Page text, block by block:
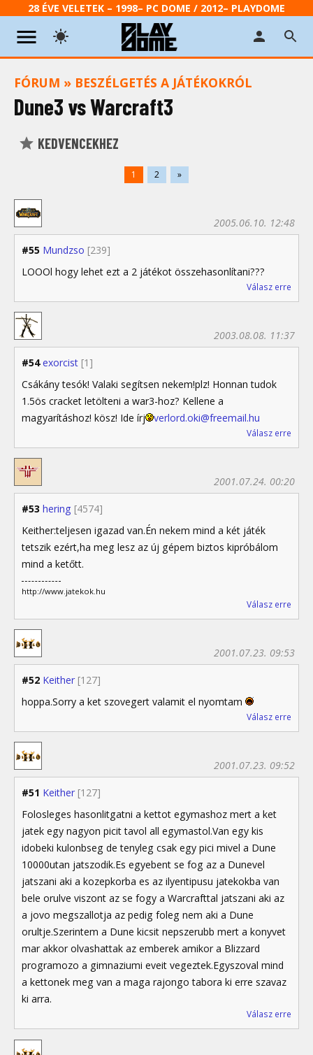
28 ÉVE VELETEK – 1998– PC DOME / 2012– PLAYDOME
FÓRUM » BESZÉLGETÉS A JÁTÉKOKRÓL
Dune3 vs Warcraft3
KEDVENCEKHEZ
1 2 »
#55 Mundzso [239]
2005.06.10. 12:48
LOOOl hogy lehet ezt a 2 játékot összehasonlítani???
Válasz erre
#54 exorcist [1]
2003.08.08. 11:37
Csákány tesók! Valaki segítsen nekem!plz! Honnan tudok
1.5ös cracket letölteni a war3-hoz? Kellene a
magyarításhoz! kösz! Ide írj
verlord.oki@freemail.hu
Válasz erre
#53 hering [4574]
2001.07.24. 00:20
Keither:teljesen igazad van.Én nekem mind a két játék
tetszik ezért,ha meg lesz az új gépem biztos kipróbálom
mind a ketőtt.
http://www.jatekok.hu
Válasz erre
#52 Keither [127]
2001.07.23. 09:53
hoppa.Sorry a ket szovegert valamit el nyomtam
Válasz erre
#51 Keither [127]
2001.07.23. 09:52
Folosleges hasonlitgatni a kettot egymashoz mert a ket
jatek egy nagyon picit tavol all egymastol.Van egy kis
idobeki kulonbseg de tenyleg csak egy pici mivel a Dune
10000utan jatszodik.Es egyebent se fog az a Dunevel
jatszani aki a kozepkorba es az ilyentipusu jatekokba van
bele orulve viszont az se fogy a Warcrafttal jatszani aki az
a jovo megszallotja az pedig foleg nem aki a Dune
orultje.Szerintem a Dune kicsit nepszerubb mert a konyvet
mar akkor olvashattak az emberek amikor a Blizzard
programozo a gimnaziumi eveit vegeztek.Egyszoval mind
a kettonek meg van a maga rajongo tabora ki erre szavaz
ki arra.
Válasz erre